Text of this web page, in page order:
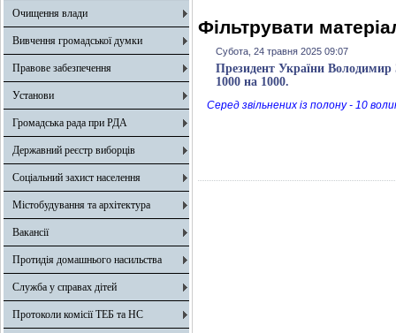
Очищення влади
Вивчення громадської думки
Правове забезпечення
Установи
Громадська рада при РДА
Державний реєстр виборців
Соціальний захист населення
Містобудування та архітектура
Вакансії
Протидія домашнього насильства
Служба у справах дітей
Протоколи комісії ТЕБ та НС
Фільтрувати
Субота, 24 травня 2025 09:07
Президент України Володимир
1000 на 1000.
Серед звільнених із полону - 10